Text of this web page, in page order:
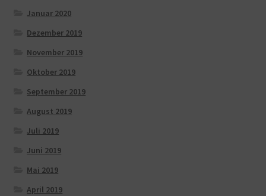
Januar 2020
Dezember 2019
November 2019
Oktober 2019
September 2019
August 2019
Juli 2019
Juni 2019
Mai 2019
April 2019